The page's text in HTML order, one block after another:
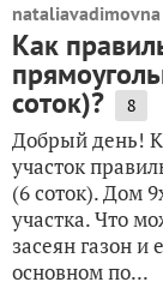
nataliavadimovna
Как
соток)? 8
Добрый день!
участок
(6 соток). Дом
участка. Что
засеян газон и
основном по...